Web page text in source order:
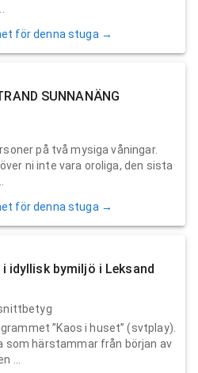
för denna stuga →
SUNNANÄNG
på två mysiga våningar.
ni inte vara oroliga, den sista
för denna stuga →
idyllisk bymiljö i Leksand
”Kaos i huset” (svtplay).
som härstammar från början av
...